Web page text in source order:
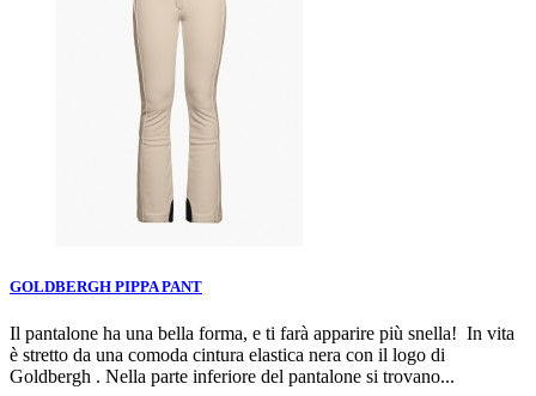
GOLDBERGH PIPPA PANT
Il pantalone ha una bella forma, e ti farà apparire più snella! In vita
è stretto da una comoda cintura elastica nera con il logo di
Goldbergh . Nella parte inferiore del pantalone si trovano...